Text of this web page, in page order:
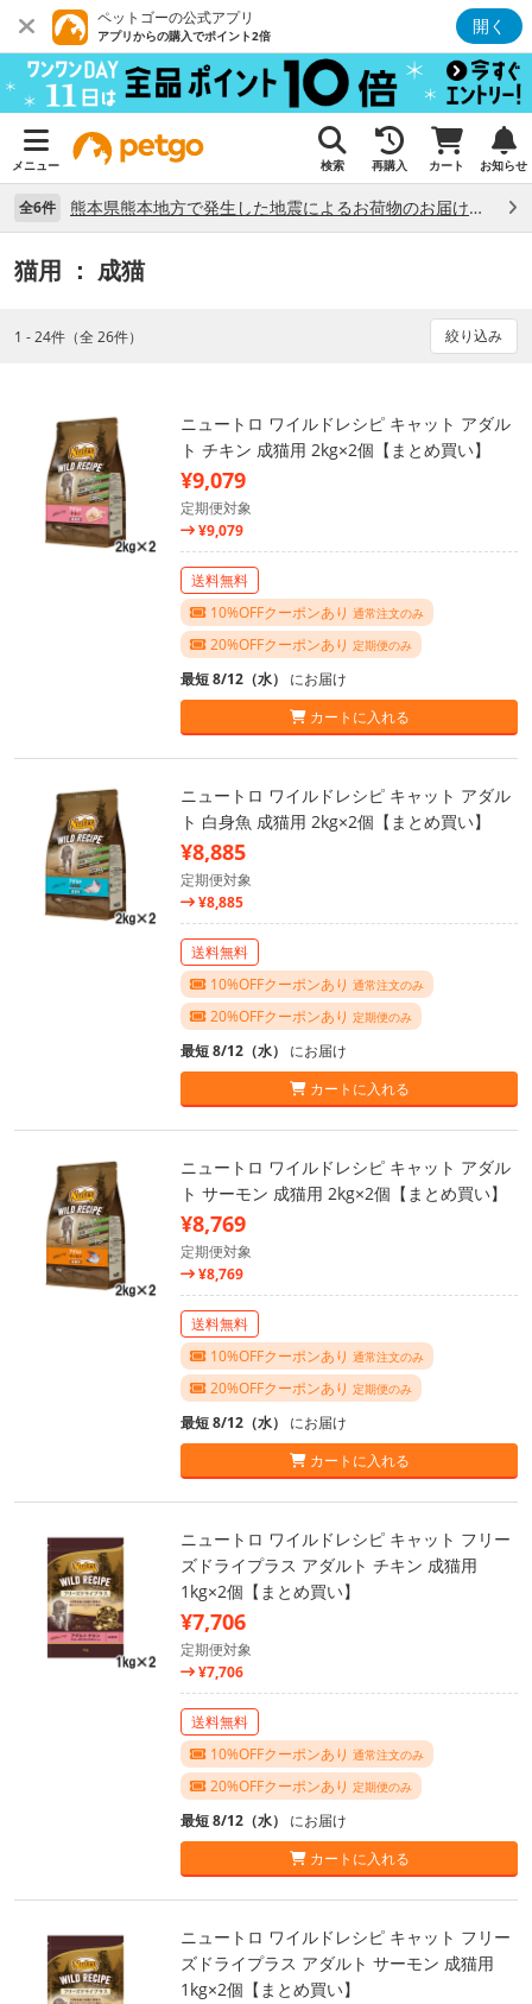
ペットゴーの公式アプリ
アプリからの購入でポイント2倍 開く
メニュー 検索 再購入 カート お知らせ
全6件 熊本県熊本地方で発生した地震によるお荷物のお届け状況について （7/28）
猫用 ： 成猫
1 - 24件（全 26件） 絞り込み
ニュートロ ワイルドレシピ キャット アダル
ト チキン 成猫用 2kg×2個【まとめ買い】
¥9,079
定期便対象
¥9,079
送料無料
10%OFFクーポンあり 通常注文のみ
20%OFFクーポンあり 定期便のみ
最短 8/12（水） にお届け
カートに入れる
ニュートロ ワイルドレシピ キャット アダル
ト 白身魚 成猫用 2kg×2個【まとめ買い】
¥8,885
定期便対象
¥8,885
送料無料
10%OFFクーポンあり 通常注文のみ
20%OFFクーポンあり 定期便のみ
最短 8/12（水） にお届け
カートに入れる
ニュートロ ワイルドレシピ キャット アダル
ト サーモン 成猫用 2kg×2個【まとめ買い】
¥8,769
定期便対象
¥8,769
送料無料
10%OFFクーポンあり 通常注文のみ
20%OFFクーポンあり 定期便のみ
最短 8/12（水） にお届け
カートに入れる
ニュートロ ワイルドレシピ キャット フリー
ズドライプラス アダルト チキン 成猫用
1kg×2個【まとめ買い】
¥7,706
定期便対象
¥7,706
送料無料
10%OFFクーポンあり 通常注文のみ
20%OFFクーポンあり 定期便のみ
最短 8/12（水） にお届け
カートに入れる
ニュートロ ワイルドレシピ キャット フリー
ズドライプラス アダルト サーモン 成猫用
1kg×2個【まとめ買い】